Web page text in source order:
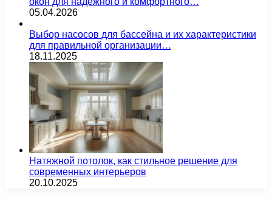
05.04.2026
Выбор насосов для бассейна и их характеристики
для правильной организации…
18.11.2025
Натяжной потолок, как стильное решение для
современных интерьеров
20.10.2025